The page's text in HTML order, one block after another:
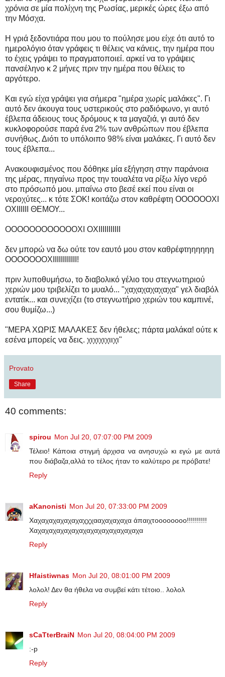
χρόνια σε μία πολίχνη της Ρωσίας, μερικές ώρες έξω από
την Μόσχα.
Η γριά ξεδοντιάρα που μου το πούλησε μου είχε ότι αυτό το
ημερολόγιο όταν γράφεις τι θέλεις να κάνεις, την ημέρα που
το έχεις γράψει το πραγματοποιεί. αρκεί να το γράψεις
πανσέληνο κ 2 μήνες πριν την ημέρα που θέλεις το
αργότερο.
Και εγώ είχα γράψει για σήμερα "ημέρα χωρίς μαλάκες". Γι
αυτό δεν άκουγα τους υστερικούς στο ραδιόφωνο, γι αυτό
έβλεπα άδειους τους δρόμους κ τα μαγαζιά, γι αυτό δεν
κυκλοφορούσε παρά ένα 2% των ανθρώπων που έβλεπα
συνήθως. Διότι το υπόλοιπο 98% είναι μαλάκες. Γι αυτό δεν
τους έβλεπα...
Ανακουφισμένος που δόθηκε μία εξήγηση στην παράνοια
της μέρας, πηγαίνω προς την τουαλέτα να ρίξω λίγο νερό
στο πρόσωπό μου. μπαίνω στο βεσέ εκεί που είναι οι
νεροχύτες... κ τότε ΣΟΚ! κοιτάζω στον καθρέφτη ΟΟΟΟΟΟΧΙ
ΟΧΙΙΙΙΙΙ ΘΕΜΟΥ...
ΟΟΟΟΟΟΟΟΟΟΟΟΧΙ ΟΧΙΙΙΙΙΙΙΙΙΙΙ
δεν μπορώ να δω ούτε τον εαυτό μου στον καθρέφτηηηηηη
ΟΟΟΟΟΟΟΧΙΙΙΙΙΙΙΙΙΙΙΙ!
πριν λυποθυμήσω, το διαβολικό γέλιο του στεγνωτηριού
χεριών μου τριβελίζει το μυαλό... "χαχαχαχαχαχα" γελ διαβόλ
εντατίκ... και συνεχίζει (το στεγνωτήριο χεριών του καμπινέ,
σου θυμίζω...)
"ΜΕΡΑ ΧΩΡΙΣ ΜΑΛΑΚΕΣ δεν ήθελες; πάρτα μαλάκα! ούτε κ
εσένα μπορείς να δεις. χιχιχιχιιχι"
Provato
Share
40 comments:
spirou Mon Jul 20, 07:07:00 PM 2009
Τέλειο! Κάποια στιγμή άρχισα να ανησυχώ κι εγώ με αυτά
που διάβαζα,αλλά το τέλος ήταν το καλύτερο ρε πρόβατε!
Reply
aKanonisti Mon Jul 20, 07:33:00 PM 2009
Χαχαχαχαχαχαχαχχχααχαχαχαχα άπαιχτοοοοοοοο!!!!!!!!!!
Χαχαχαχαχαχαχαχαχαχαχαχαχαχαχα
Reply
Hfaistiwnas Mon Jul 20, 08:01:00 PM 2009
λολολ! Δεν θα ήθελα να συμβεί κάτι τέτοιο.. λολολ
Reply
sCaTterBraiN Mon Jul 20, 08:04:00 PM 2009
:-p
Reply